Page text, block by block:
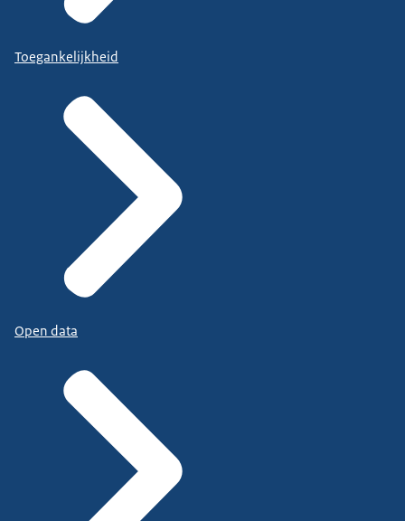
Toegankelijkheid
Open data